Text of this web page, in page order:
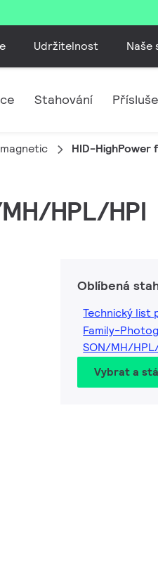
Udržitelnost Naše
Stahování
HID-HighPower
HPL/HPI
Oblíbená
Technický
Family-
SON/MH/
Vybrat a